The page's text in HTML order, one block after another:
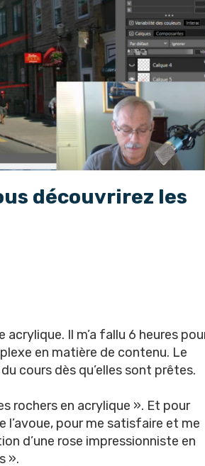
découvrirez les
Il m’a fallu 6 heures
en matière de contenu. Le
cours dès qu’elles sont prêtes.
rochers en acrylique ». Et pour
l’avoue, pour me satisfaire et me
d’une rose impressionniste en
».